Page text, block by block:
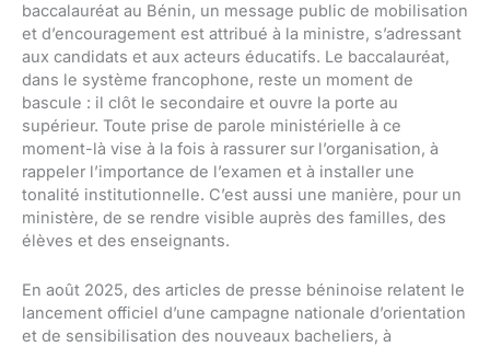
baccalauréat au Bénin, un message public de mobilisation
et d’encouragement est attribué à la ministre, s’adressant
aux candidats et aux acteurs éducatifs. Le baccalauréat,
dans le système francophone, reste un moment de
bascule : il clôt le secondaire et ouvre la porte au
supérieur. Toute prise de parole ministérielle à ce
moment-là vise à la fois à rassurer sur l’organisation, à
rappeler l’importance de l’examen et à installer une
tonalité institutionnelle. C’est aussi une manière, pour un
ministère, de se rendre visible auprès des familles, des
élèves et des enseignants.
En août 2025, des articles de presse béninoise relatent le
lancement officiel d’une campagne nationale d’orientation
et de sensibilisation des nouveaux bacheliers, à